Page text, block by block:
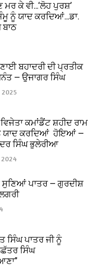
ਕੇ ਵੀ…‘ਲੋਹ ਪੁਰਸ਼’
ਨੂੰ ਯਾਦ ਕਰਦਿਆਂ…ਡਾ.
ਬਹਾਦਰੀ ਦੀ ਪ੍ਰਤੀਕ
— ਉਜਾਗਰ ਸਿੰਘ
2025
ਕਮਾਂਡੈਂਟ ਸ਼ਹੀਦ ਰਾਮ
ਯਾਦ ਕਰਦਿਆਂ ਹੋਇਆਂ —
ਸਿੰਘ ਭੁਲੇਰੀਆ
2024
ਪਾਤਰ — ਗੁਰਦੀਸ਼
ਸਿੰਘ ਪਾਤਰ ਜੀ ਨੂੰ
ਸਿੰਘ